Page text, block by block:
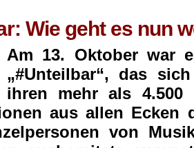
Wie geht es nun
Am 13. Oktober war
„#Unteilbar“, das
ihren mehr als 4.500
aus allen Ecken
von